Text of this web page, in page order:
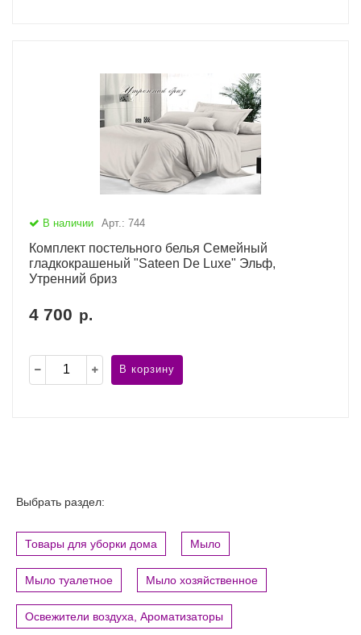
В наличии Арт.: 744
Комплект постельного белья Семейный
гладкокрашеный "Sateen De Luxe" Эльф,
Утренний бриз
4 700 р.
В корзину
Выбрать раздел:
Товары для уборки дома Мыло
Мыло туалетное Мыло хозяйственное
Освежители воздуха, Ароматизаторы